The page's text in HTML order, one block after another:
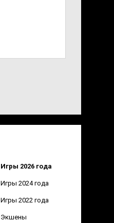
Игры 2026 года
Игры 2024 года
Игры 2022 года
Экшены